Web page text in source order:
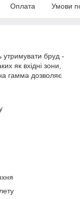
Оплата Умови
утримувати бруд -
як вхідні зони,
гамма дозволяє